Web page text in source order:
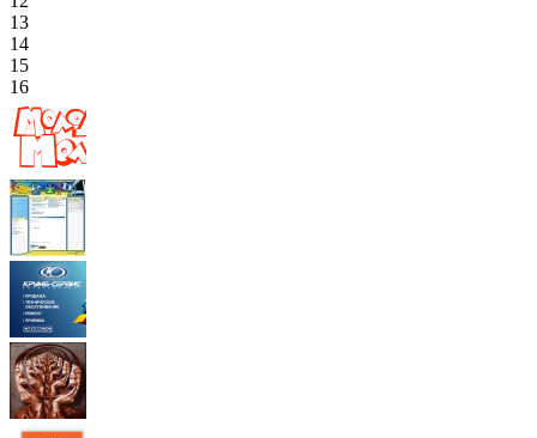
13
14
15
16